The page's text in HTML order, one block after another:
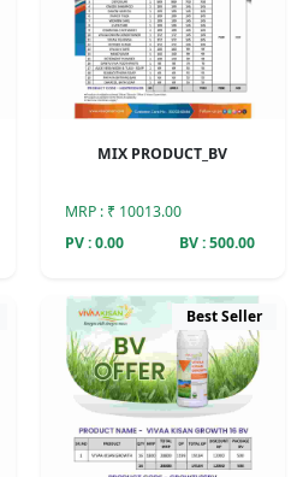
MIX PRODUCT_BV
MRP : ₹ 10013.00
PV : 0.00
BV : 500.00
Best Seller